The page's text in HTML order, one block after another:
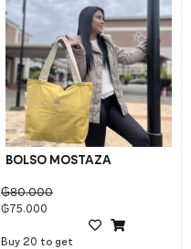
BOLSO MOSTAZA
₲80.000
₲75.000
Buy 20 to get